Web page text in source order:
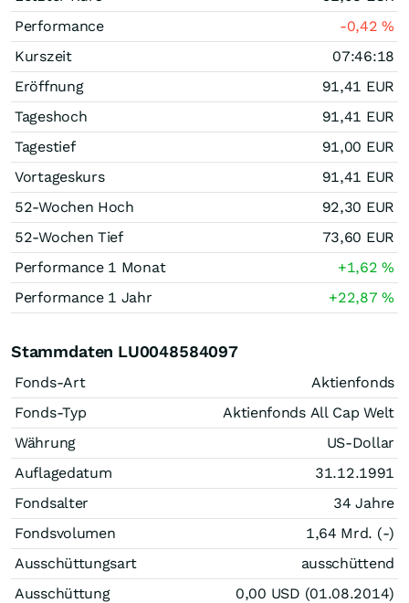
Performance
-0,42%
Kurszeit
07:46:18
Eröffnung
91,41 EUR
Tageshoch
91,41 EUR
Tagestief
91,00 EUR
Vortageskurs
91,41 EUR
52-Wochen Hoch
92,30 EUR
52-Wochen Tief
73,60 EUR
Performance 1 Monat
+1,62%
Performance 1 Jahr
+22,87%
Stammdaten LU0048584097
Fonds-Art
Aktienfonds
Fonds-Typ
Aktienfonds All Cap Welt
Währung
US-Dollar
Auflagedatum
31.12.1991
Fondsalter
34 Jahre
Fondsvolumen
1,64 Mrd. (-)
Ausschüttungsart
ausschüttend
Ausschüttung
0,00 USD (01.08.2014)